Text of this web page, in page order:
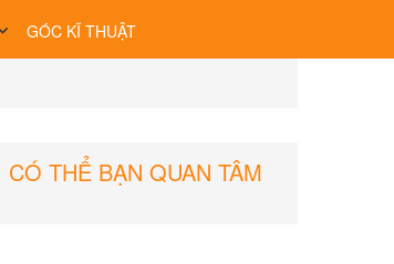
GÓC KĨ THUẬT
CÓ THỂ BẠN QUAN TÂM